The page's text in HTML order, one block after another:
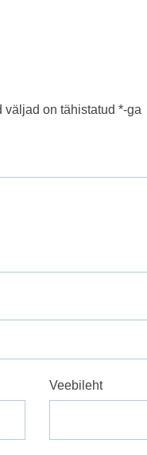
väljad on tähistatud *-ga
Veebileht